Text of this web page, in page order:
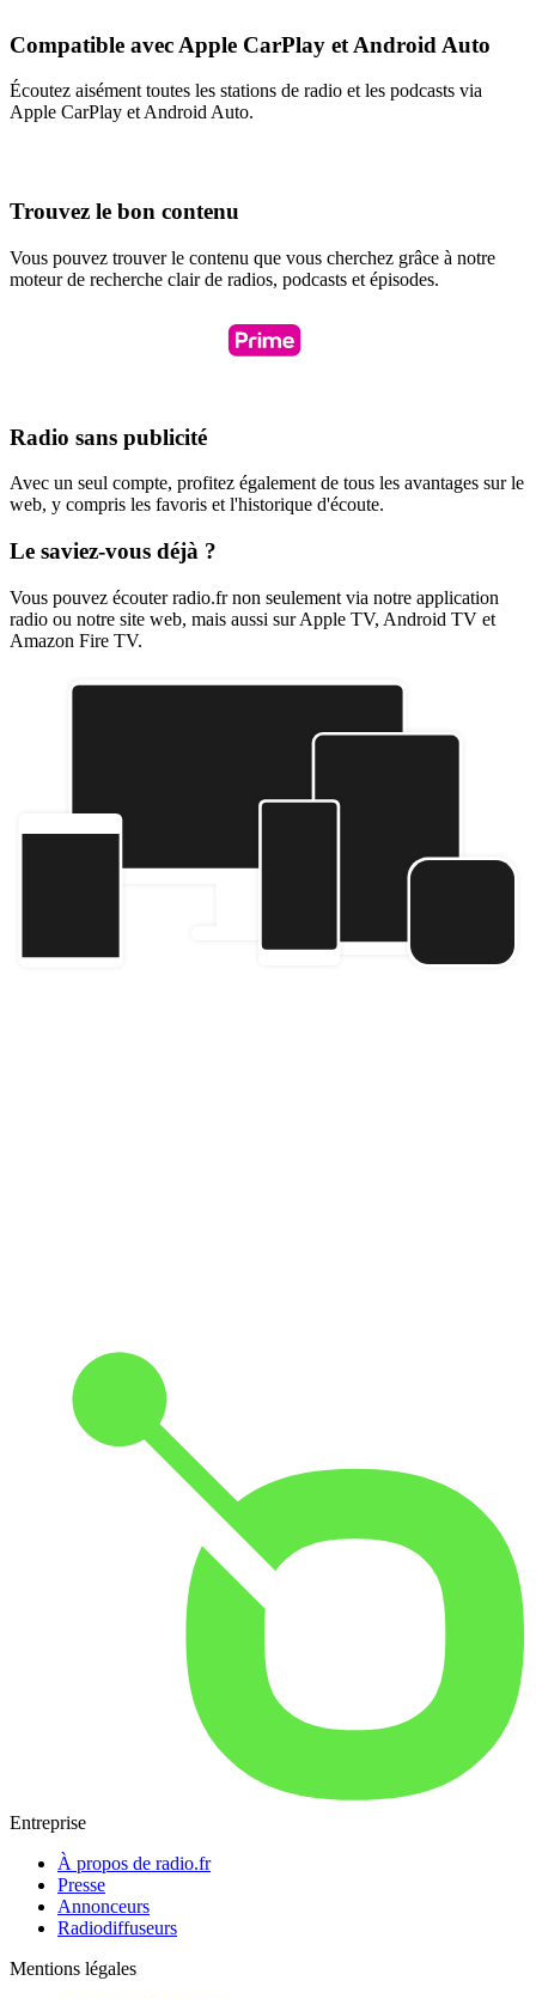
Compatible avec Apple CarPlay et Android Auto
Écoutez aisément toutes les stations de radio et les podcasts via
Apple CarPlay et Android Auto.
Trouvez le bon contenu
Vous pouvez trouver le contenu que vous cherchez grâce à notre
moteur de recherche clair de radios, podcasts et épisodes.
Radio sans publicité
Avec un seul compte, profitez également de tous les avantages sur le
web, y compris les favoris et l'historique d'écoute.
Le saviez-vous déjà ?
Vous pouvez écouter radio.fr non seulement via notre application
radio ou notre site web, mais aussi sur Apple TV, Android TV et
Amazon Fire TV.
Entreprise
À propos de radio.fr
Presse
Annonceurs
Radiodiffuseurs
Mentions légales